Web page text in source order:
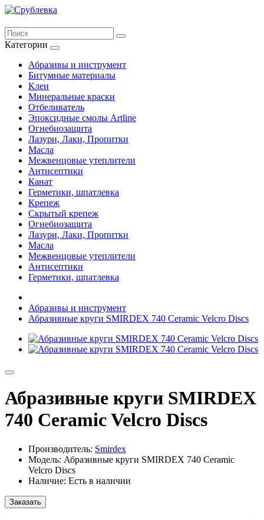
Категории
Абразивы и инструмент
Битумные материалы
Клеи
Минеральные краски
Отбеливатель
Эпоксидные смолы Artline
Огнебиозащита
Лазури, Лаки, Пропитки
Масла
Межвенцовые утеплители
Антисептики
Канат
Герметики, шпатлевка
Крепеж
Скрытый крепеж
Огнебиозащита
Лазури, Лаки, Пропитки
Масла
Межвенцовые утеплители
Антисептики
Герметики, шпатлевка
Абразивы и инструмент
Абразивные круги SMIRDEX 740 Ceramic Velcro Discs
Абразивные круги SMIRDEX
740 Ceramic Velcro Discs
Производитель: Smirdex
Модель: Абразивные круги SMIRDEX 740 Ceramic
Velcro Discs
Наличие: Есть в наличии
Заказать